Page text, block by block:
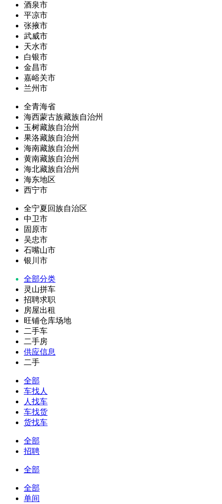
酒泉市
平凉市
张掖市
武威市
天水市
白银市
金昌市
嘉峪关市
兰州市
全青海省
海西蒙古族藏族自治州
玉树藏族自治州
果洛藏族自治州
海南藏族自治州
黄南藏族自治州
海北藏族自治州
海东地区
西宁市
全宁夏回族自治区
中卫市
固原市
吴忠市
石嘴山市
银川市
全部分类
灵山拼车
招聘求职
房屋出租
旺铺仓库场地
二手车
二手房
供应信息
二手
全部
车找人
人找车
车找货
货找车
全部
招聘
全部
全部
单间